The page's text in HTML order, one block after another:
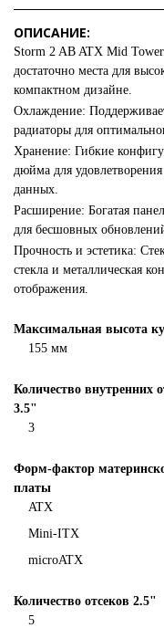
ОПИСАНИЕ:
Storm 2 AB ATX Mid
достаточно места для
компактном дизайне.
Охлаждение:
радиаторы для
Хранение: Гибкие
дюйма для
данных.
Расширение: Богатая
для бесшовных
Прочность и эстетика:
стекла и металлическая
отображения.
Максимальная высота
155 мм
Количество внутренних
3.5"
3
Форм-фактор
платы
ATX
Mini-ITX
microATX
Количество отсеков 2.5"
5